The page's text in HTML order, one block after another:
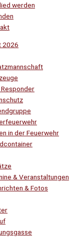
werden
2026
in der Feuerwehr
& Veranstaltungen
& Fotos